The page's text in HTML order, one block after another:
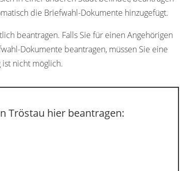
die Briefwahl-Dokumente hinzugefügt.
beantragen. Falls Sie für einen Angehörigen
Dokumente beantragen, müssen Sie eine
nicht möglich.
Tröstau hier beantragen: